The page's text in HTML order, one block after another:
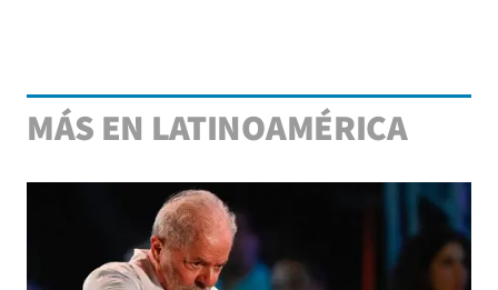
MÁS EN LATINOAMÉRICA